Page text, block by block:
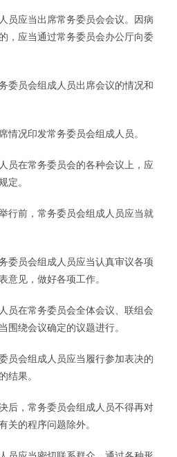
应当出席常务委员会会议。因病
，应当通过常务委员会办公厅向委
委员会组成人员出席会议的情况和
情况印发常务委员会组成人员。
在常务委员会的各种会议上，应
定。
前，常务委员会组成人员应当就
委员会组成人员应当认真审议各项
意见，做好各项工作。
在常务委员会全体会议、联组会
围绕会议确定的议题进行。
会组成人员应当履行参加表决的
结果。
后，常务委员会组成人员不得再对
关的程序问题除外。